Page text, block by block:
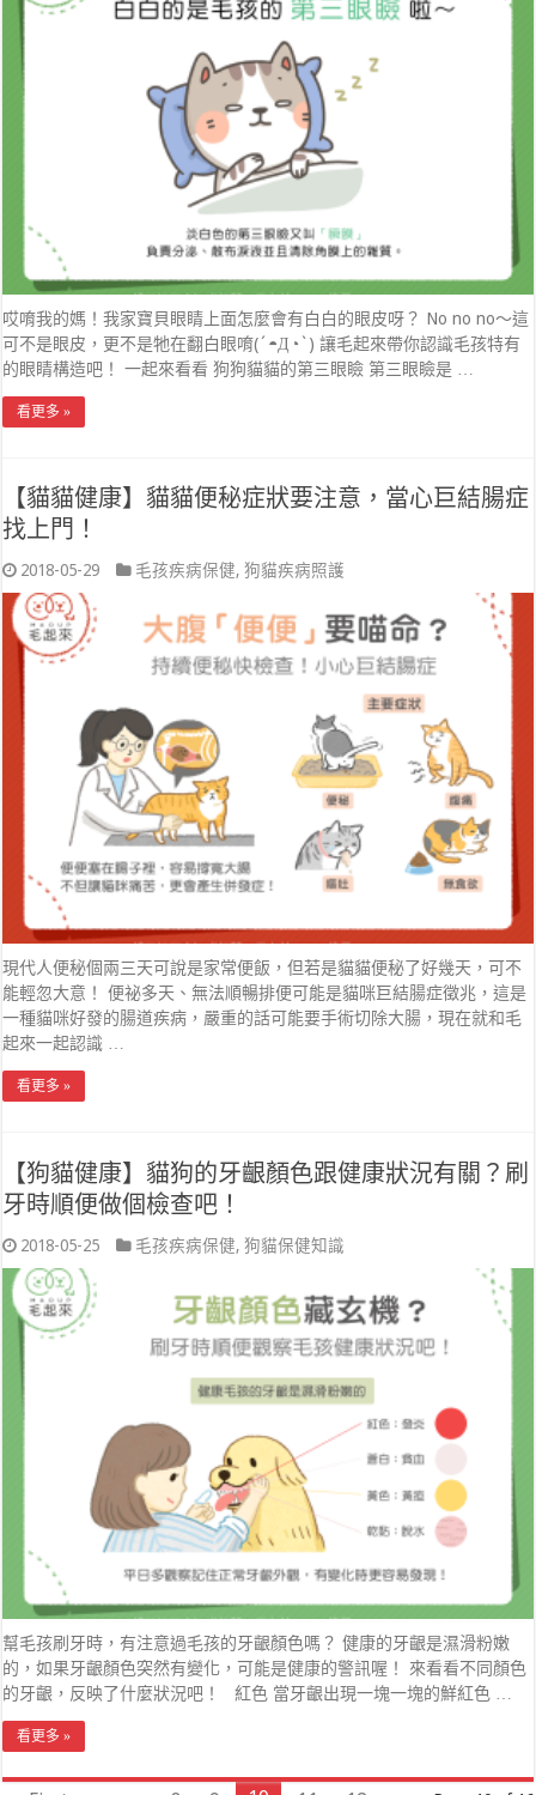
哎唷我的媽！我家寶貝眼睛上面怎麼會有白白的眼皮呀？ No no no～這
可不是眼皮，更不是牠在翻白眼唷(´◓Д◔`) 讓毛起來帶你認識毛孩特有
的眼睛構造吧！ 一起來看看 狗狗貓貓的第三眼瞼 第三眼瞼是 …
看更多 »
【貓貓健康】貓貓便秘症狀要注意，當心巨結腸症
找上門！
2018-05-29 毛孩疾病保健,狗貓疾病照護
現代人便秘個兩三天可說是家常便飯，但若是貓貓便秘了好幾天，可不
能輕忽大意！ 便祕多天、無法順暢排便可能是貓咪巨結腸症徵兆，這是
一種貓咪好發的腸道疾病，嚴重的話可能要手術切除大腸，現在就和毛
起來一起認識 …
看更多 »
【狗貓健康】貓狗的牙齦顏色跟健康狀況有關？刷
牙時順便做個檢查吧！
2018-05-25 毛孩疾病保健,狗貓保健知識
幫毛孩刷牙時，有注意過毛孩的牙齦顏色嗎？ 健康的牙齦是濕滑粉嫩
的，如果牙齦顏色突然有變化，可能是健康的警訊喔！ 來看看不同顏色
的牙齦，反映了什麼狀況吧！ 紅色 當牙齦出現一塊一塊的鮮紅色 …
看更多 »